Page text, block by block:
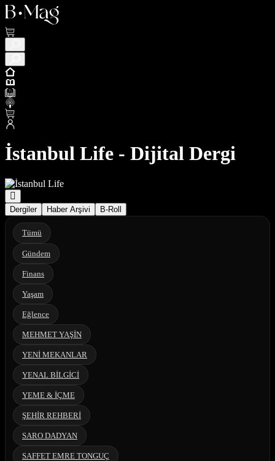
İstanbul Life - Dijital Dergi
Dergiler Haber Arşivi B-Roll
Tümü
Gündem
Finans
Yaşam
Eğlence
MEHMET YAŞİN
YENİ MEKANLAR
YENAL BİLGİCİ
YEME & İÇME
ŞEHİR REHBERİ
SARO DADYAN
SAFFET EMRE TONGUÇ